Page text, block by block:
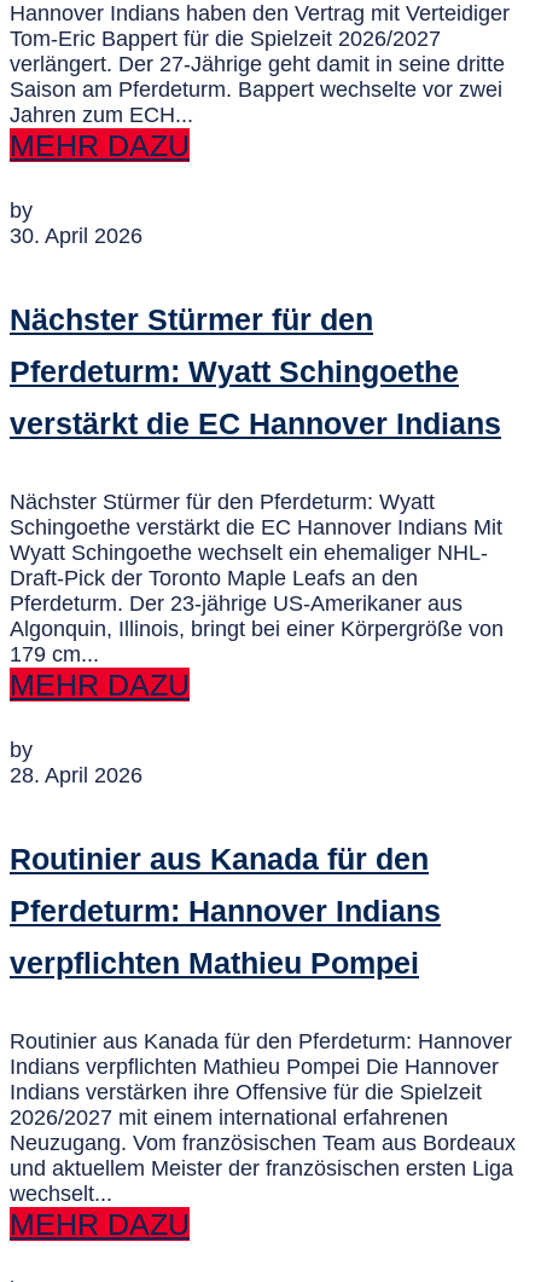
Hannover Indians haben den Vertrag mit Verteidiger
Tom-Eric Bappert für die Spielzeit 2026/2027
verlängert. Der 27-Jährige geht damit in seine dritte
Saison am Pferdeturm. Bappert wechselte vor zwei
Jahren zum ECH...
MEHR DAZU
by
30. April 2026
Nächster Stürmer für den
Pferdeturm: Wyatt Schingoethe
verstärkt die EC Hannover Indians
Nächster Stürmer für den Pferdeturm: Wyatt
Schingoethe verstärkt die EC Hannover Indians Mit
Wyatt Schingoethe wechselt ein ehemaliger NHL-
Draft-Pick der Toronto Maple Leafs an den
Pferdeturm. Der 23-jährige US-Amerikaner aus
Algonquin, Illinois, bringt bei einer Körpergröße von
179 cm...
MEHR DAZU
by
28. April 2026
Routinier aus Kanada für den
Pferdeturm: Hannover Indians
verpflichten Mathieu Pompei
Routinier aus Kanada für den Pferdeturm: Hannover
Indians verpflichten Mathieu Pompei Die Hannover
Indians verstärken ihre Offensive für die Spielzeit
2026/2027 mit einem international erfahrenen
Neuzugang. Vom französischen Team aus Bordeaux
und aktuellem Meister der französischen ersten Liga
wechselt...
MEHR DAZU